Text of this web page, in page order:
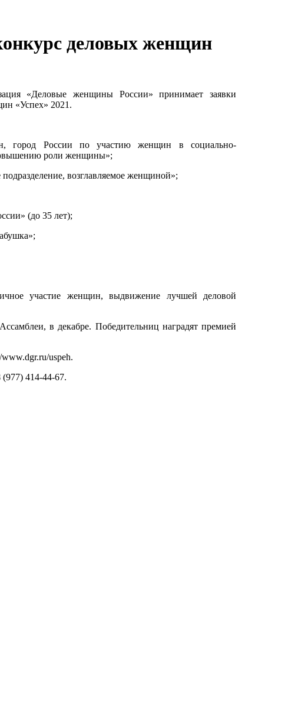
деловых женщин
«Деловые женщины России» принимает заявки
«Успех» 2021.
город России по участию женщин в социально-
роли женщины»;
возглавляемое женщиной»;
(до 35 лет);
участие женщин, выдвижение лучшей деловой
в декабре. Победительниц наградят премией
uspeh.
414-44-67.